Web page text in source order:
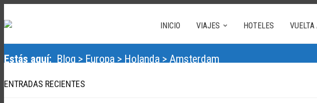
INICIO VIAJES HOTELES
Estás aquí: Blog > Europa > Holanda > Amsterdam
ENTRADAS RECIENTES